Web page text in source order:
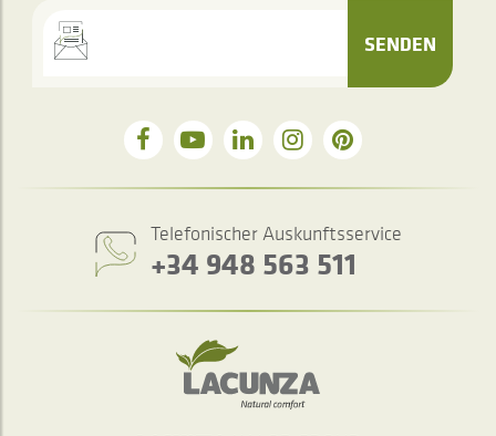
SENDEN
Telefonischer Auskunftsservice
+34 948 563 511